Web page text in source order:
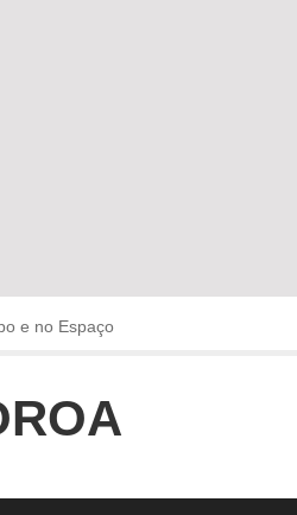
e no Espaço
conversa com Olga Roriz